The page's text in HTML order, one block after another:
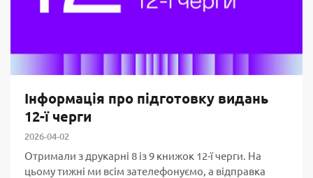
Інформація про підготовку видань
12-ї черги
2026-04-02
Отримали з друкарні 8 із 9 книжок 12-ї черги. На
цьому тижні ми всім зателефонуємо, а відправка